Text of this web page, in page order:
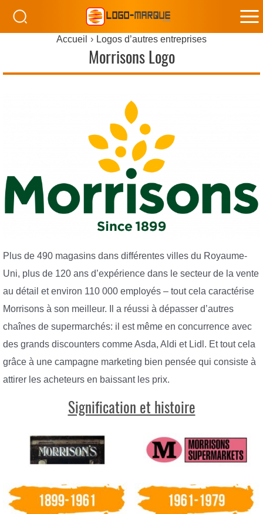
Accueil Logos d’autres entreprises
Morrisons Logo
Plus de 490 magasins dans différentes villes du Royaume-
Uni, plus de 120 ans d’expérience dans le secteur de la vente
au détail et environ 110 000 employés – tout cela caractérise
Morrisons à son meilleur. Il a réussi à dépasser d’autres
chaînes de supermarchés: il est même en concurrence avec
des grands discounters comme Asda, Aldi et Lidl. Et tout cela
grâce à une campagne marketing bien pensée qui consiste à
attirer les acheteurs en baissant les prix.
Signification et histoire